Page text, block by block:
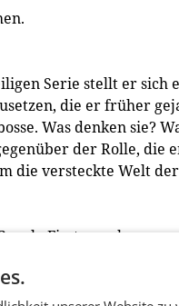
Serie stellt er sich
die er früher
Was denken sie?
der Rolle, die
die versteckte Welt
First zu sehen.
auf fünf Geräten in
sowie alle